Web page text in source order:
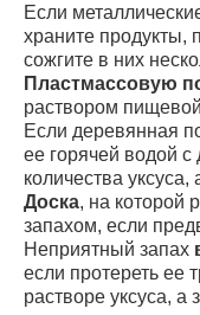
Если
храните продукты,
сожгите в них
Пластмассовую
раствором
Если деревянная
ее горячей водой
количества
Доска, на которой
запахом, если
Неприятный запах
если протереть ее
растворе уксуса, а